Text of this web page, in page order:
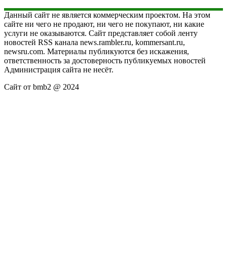
Данный сайт не является коммерческим проектом. На этом
сайте ни чего не продают, ни чего не покупают, ни какие
услуги не оказываются. Сайт представляет собой ленту
новостей RSS канала news.rambler.ru, kommersant.ru,
newsru.com. Материалы публикуются без искажения,
ответственность за достоверность публикуемых новостей
Администрация сайта не несёт.
Сайт от bmb2 @ 2024